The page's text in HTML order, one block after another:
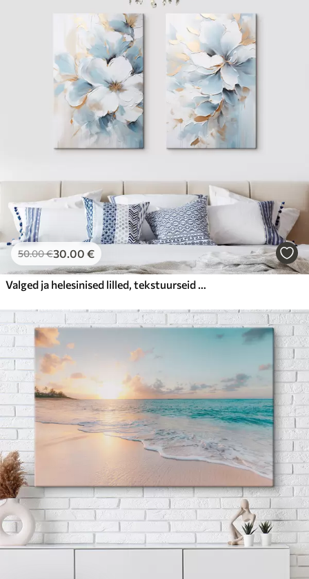
50.00€30.00 €
Valged ja helesinised lilled, tekstuurseid pintslitõmbeid kasutav maalistiil